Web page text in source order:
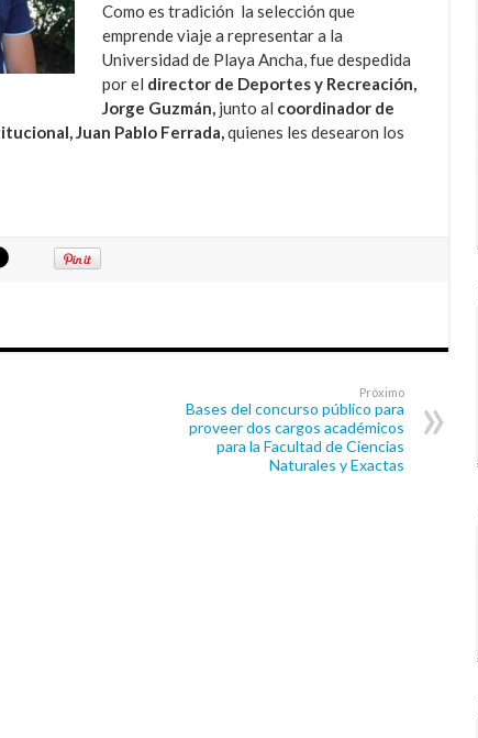
Como es tradición la selección que
emprende viaje a representar a la
Universidad de Playa Ancha, fue despedida
por el director de Deportes y Recreación,
Jorge Guzmán, junto al coordinador de
Juan Pablo Ferrada,quienes les desearon los
Próximo
Bases del concurso público para
proveer dos cargos académicos
para la Facultad de Ciencias
Naturales y Exactas